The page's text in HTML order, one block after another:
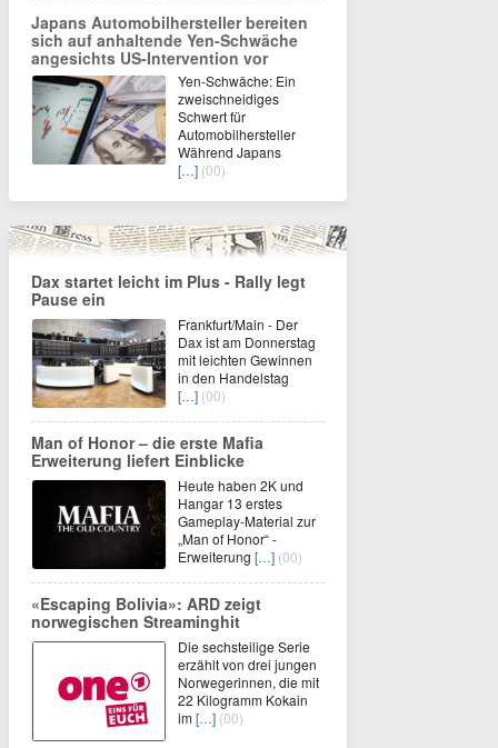
Japans Automobilhersteller bereiten
sich auf anhaltende Yen-Schwäche
angesichts US-Intervention vor
Yen-Schwäche: Ein
zweischneidiges
Schwert für
Automobilhersteller
Während Japans
[…] (00)
Dax startet leicht im Plus - Rally legt
Pause ein
Frankfurt/Main - Der
Dax ist am Donnerstag
mit leichten Gewinnen
in den Handelstag
[…] (00)
Man of Honor – die erste Mafia
Erweiterung liefert Einblicke
Heute haben 2K und
Hangar 13 erstes
Gameplay-Material zur
„Man of Honor“ -
Erweiterung […] (00)
«Escaping Bolivia»: ARD zeigt
norwegischen Streaminghit
Die sechsteilige Serie
erzählt von drei jungen
Norwegerinnen, die mit
22 Kilogramm Kokain
im[…] (00)